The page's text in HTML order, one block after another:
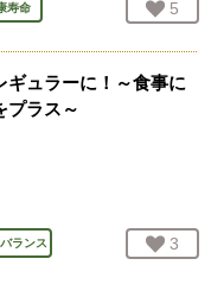
寿命 お気
5
ギュラーに！～食事に
プラス～
ランス お気
3